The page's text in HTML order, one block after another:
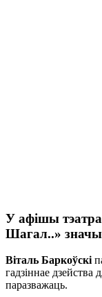
У афішы
Шагал..»
Віталь Баркоўскі
гадзіннае дзейства
паразважаць.